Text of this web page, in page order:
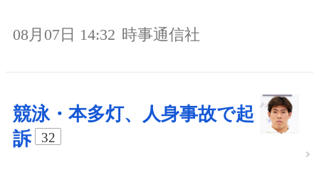
08月07日 14:32 時事通信社
競泳・本多灯、人身事故で起
訴
32